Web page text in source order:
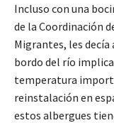
Incluso con una
de la Coordinación
Migrantes, les decía
bordo del río
temperatura
reinstalación en
estos albergues